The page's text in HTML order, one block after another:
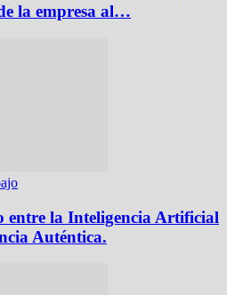
la empresa al…
entre la Inteligencia Artificial
Auténtica.